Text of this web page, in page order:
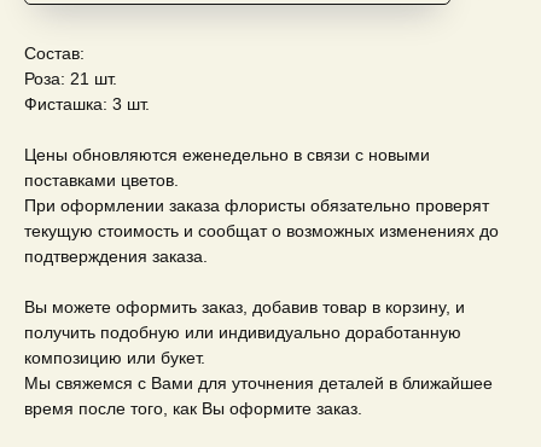
Состав:
Роза: 21 шт.
Фисташка: 3 шт.
Цены обновляются еженедельно в связи с новыми
поставками цветов.
При оформлении заказа флористы обязательно проверят
текущую стоимость и сообщат о возможных изменениях до
подтверждения заказа.
Вы можете оформить заказ, добавив товар в корзину, и
получить подобную или индивидуально доработанную
композицию или букет.
Мы свяжемся с Вами для уточнения деталей в ближайшее
время после того, как Вы оформите заказ.